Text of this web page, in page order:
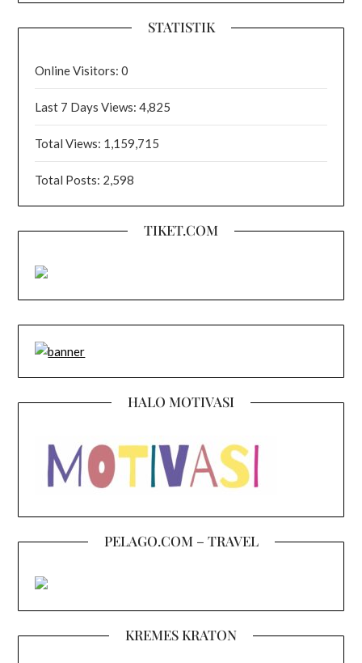
STATISTIK
Online Visitors:0
Last 7 Days Views:4,825
Total Views: 1,159,715
Total Posts: 2,598
TIKET.COM
HALO MOTIVASI
PELAGO.COM – TRAVEL
KREMES KRATON